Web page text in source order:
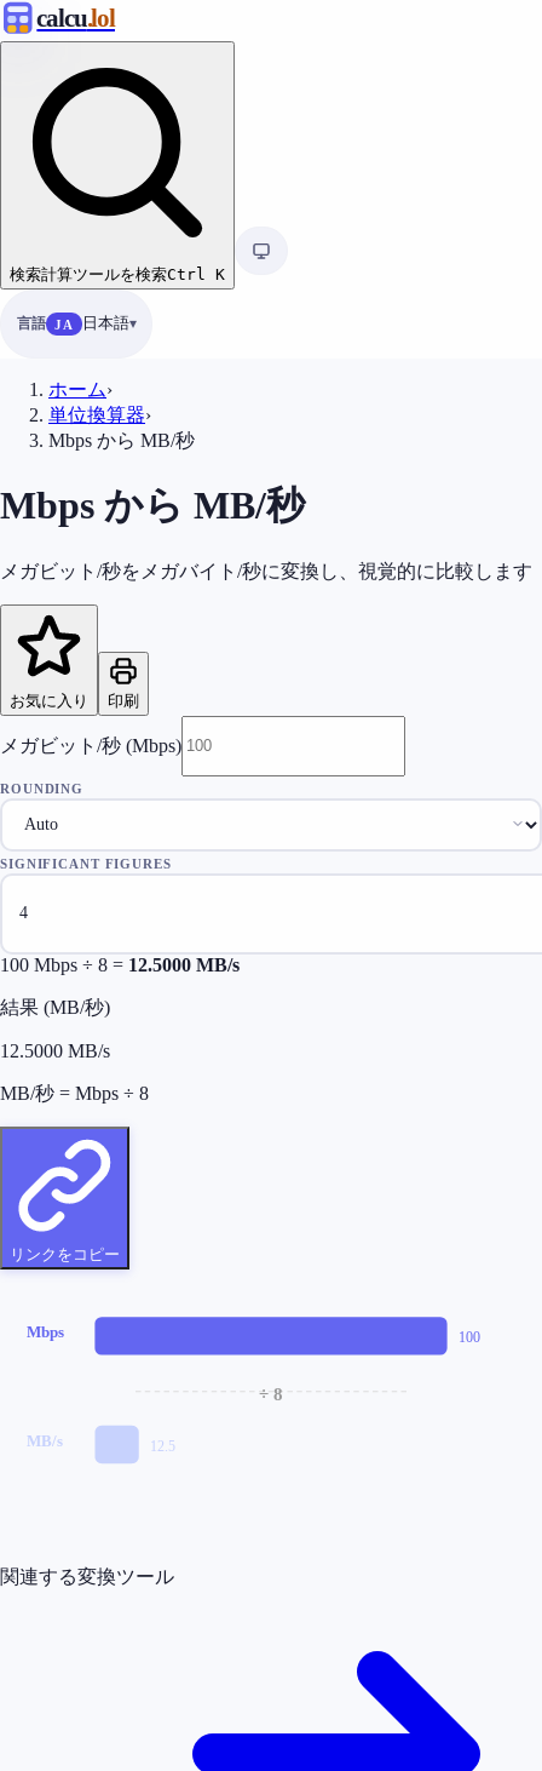
calcu.lol
検索計算ツールを検索Ctrl K
言語 JA 日本語
ホーム›
単位換算器›
Mbps から MB/秒
Mbps から MB/秒
メガビット/秒をメガバイト/秒に変換し、視覚的に比較します
お気に入り 印刷
メガビット/秒 (Mbps)
ROUNDING
SIGNIFICANT FIGURES
100 Mbps ÷ 8 = 12.5000 MB/s
結果 (MB/秒)
12.5000 MB/s
MB/秒 = Mbps ÷ 8
リンクをコピー
Mbps 100
÷ 8
MB/s 12.5
関連する変換ツール